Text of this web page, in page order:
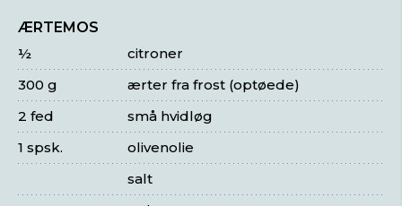
ÆRTEMOS
citroner
½
ærter fra frost (optøede)
300 g
små hvidløg
2 fed
olivenolie
1 spsk.
salt